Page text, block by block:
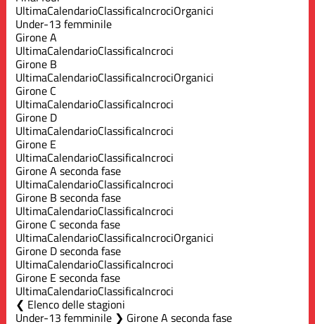
UltimaCalendarioClassificaIncrociOrganici
Under-13 femminile
Girone A
UltimaCalendarioClassificaIncroci
Girone B
UltimaCalendarioClassificaIncrociOrganici
Girone C
UltimaCalendarioClassificaIncroci
Girone D
UltimaCalendarioClassificaIncroci
Girone E
UltimaCalendarioClassificaIncroci
Girone A seconda fase
UltimaCalendarioClassificaIncroci
Girone B seconda fase
UltimaCalendarioClassificaIncroci
Girone C seconda fase
UltimaCalendarioClassificaIncrociOrganici
Girone D seconda fase
UltimaCalendarioClassificaIncroci
Girone E seconda fase
UltimaCalendarioClassificaIncroci
Elenco delle stagioni
Under-13 femminile ❯ Girone A seconda fase